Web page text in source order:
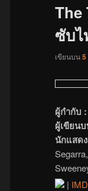
The
ซับไ
เขียนบน5
ผู้กำกับ :
ผู้เขียน
นักแสด
|